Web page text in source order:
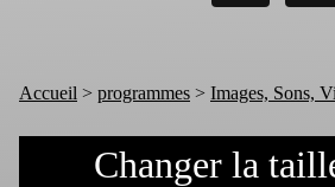
Accueil > programmes > Images, Sons,
Changer la